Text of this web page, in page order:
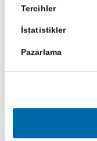
Tercihler
İstatistikler
Pazarlama
TAB Gıda,2024 yılı
%21seviyesinde:
Son iki aylık FD/
küresel